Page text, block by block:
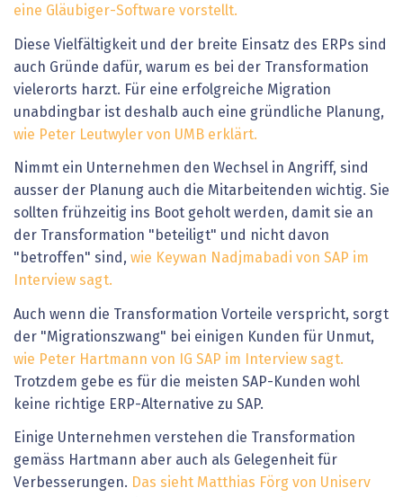
eine Gläubiger-Software vorstellt.
Diese Vielfältigkeit und der breite Einsatz des ERPs sind
auch Gründe ­dafür, warum es bei der Transformation
vielerorts harzt. Für eine erfolgreiche Migration
unabdingbar ist deshalb auch eine gründliche Planung,
wie Peter Leutwyler von UMB erklärt.
Nimmt ein Unternehmen den Wechsel in Angriff, sind
ausser der Planung auch die Mitarbeitenden wichtig. Sie
sollten frühzeitig ins Boot geholt werden, damit sie an
der Transformation "beteiligt" und nicht davon
"betroffen" sind, wie Keywan Nadjmabadi von SAP im
Interview sagt.
Auch wenn die Transformation Vorteile verspricht, sorgt
der "Migrationszwang" bei einigen Kunden für Unmut,
wie Peter Hartmann von IG SAP im Interview sagt.
Trotzdem gebe es für die meisten SAP-Kunden wohl
keine richtige ERP-Alternative zu SAP.
Einige Unternehmen verstehen die Transformation
gemäss Hartmann aber auch als Gelegenheit für
Verbesserungen. Das sieht Matthias Förg von Uniserv